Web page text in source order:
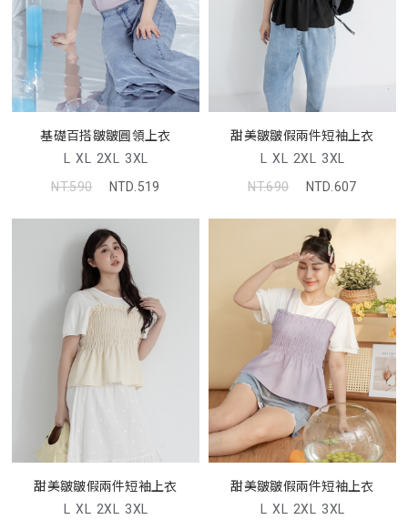
基礎百搭皺皺圓領上衣
L XL 2XL 3XL
NT.590
NTD.519
甜美皺皺假兩件短袖上衣
L XL 2XL 3XL
NT.690
NTD.607
甜美皺皺假兩件短袖上衣
L XL 2XL 3XL
甜美皺皺假兩件短袖上衣
L XL 2XL 3XL